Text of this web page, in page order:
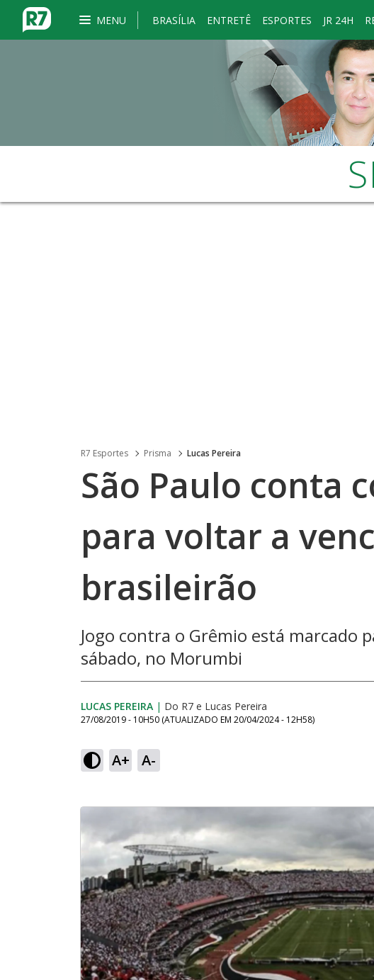
MENU BRASÍLIA ENTRETÊ ESPORTES JR 24H
R7 Esportes Prisma Lucas Pereira
São Paulo conta
para voltar a
brasileirão
Jogo contra o Grêmio está marcado
sábado, no Morumbi
LUCAS PEREIRA | Do R7 e Lucas Pereira
27/08/2019 - 10H50 (ATUALIZADO EM 20/04/2024 - 12H58)
A+ A-